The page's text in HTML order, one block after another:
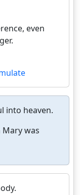
even
into heaven.
Mary was